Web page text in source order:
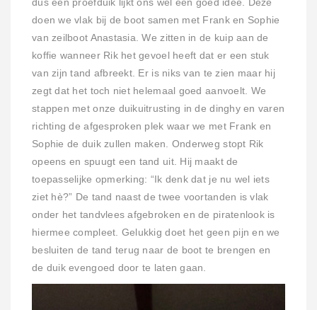
dus een proefduik lijkt ons wel een goed idee. Deze
doen we vlak bij de boot samen met Frank en Sophie
van zeilboot Anastasia. We zitten in de kuip aan de
koffie wanneer Rik het gevoel heeft dat er een stuk
van zijn tand afbreekt. Er is niks van te zien maar hij
zegt dat het toch niet helemaal goed aanvoelt. We
stappen met onze duikuitrusting in de dinghy en varen
richting de afgesproken plek waar we met Frank en
Sophie de duik zullen maken. Onderweg stopt Rik
opeens en spuugt een tand uit. Hij maakt de
toepasselijke opmerking: “Ik denk dat je nu wel iets
ziet hè?” De tand naast de twee voortanden is vlak
onder het tandvlees afgebroken en de piratenlook is
hiermee compleet. Gelukkig doet het geen pijn en we
besluiten de tand terug naar de boot te brengen en
de duik evengoed door te laten gaan.